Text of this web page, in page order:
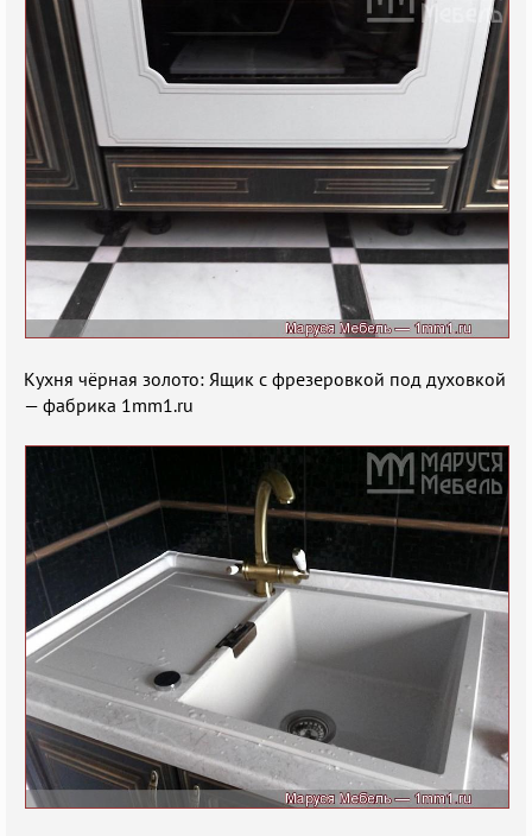
Кухня чёрная золото: Ящик с фрезеровкой под духовкой
— фабрика 1mm1.ru